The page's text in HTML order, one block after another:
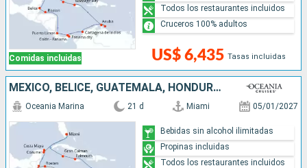
Comidas incluidas US$ 6,435 Tasas incluidas
Todos los restaurantes incluidos
Cruceros 100% adultos
MÉXICO, BELICE, GUATEMALA, HONDURAS, COSTA RICA, PANAMÁ, COLOMBIA, ARUBA, JAMAICA, ISLAS CAIMÁN, ESTADOS UNIDOS
Oceania Marina 21 d Miami 05/01/2027
Bebidas sin alcohol ilimitadas
Propinas incluidas
Todos los restaurantes incluidos